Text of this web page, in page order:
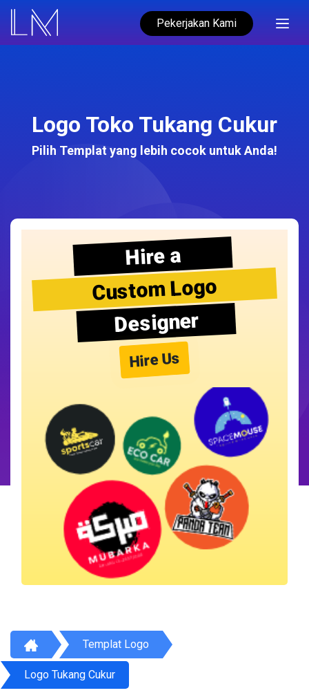
Pekerjakan Kami
Logo Toko Tukang Cukur
Pilih Templat yang lebih cocok untuk Anda!
Hire a
Custom Logo
Designer
Hire Us
Templat Logo
Logo Tukang Cukur